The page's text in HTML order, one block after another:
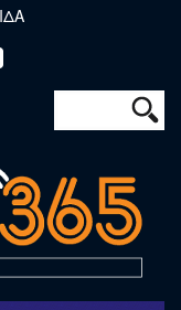
Φόρμα
Αναζήτηση